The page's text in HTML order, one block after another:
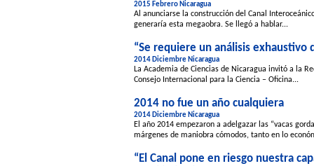
2015 Febrero Nicaragua
Al anunciarse la construcción del Canal
generaría esta megaobra. Se llegó a hablar...
“Se requiere un análisis
2014 Diciembre Nicaragua
La Academia de Ciencias de Nicaragua invitó a la
Consejo Internacional para la Ciencia – Oficina...
2014 no fue un año cualquiera
2014 Diciembre Nicaragua
El año 2014 empezaron a adelgazar las “vacas
márgenes de maniobra cómodos, tanto en lo
“El Canal pone en riesgo nuestra